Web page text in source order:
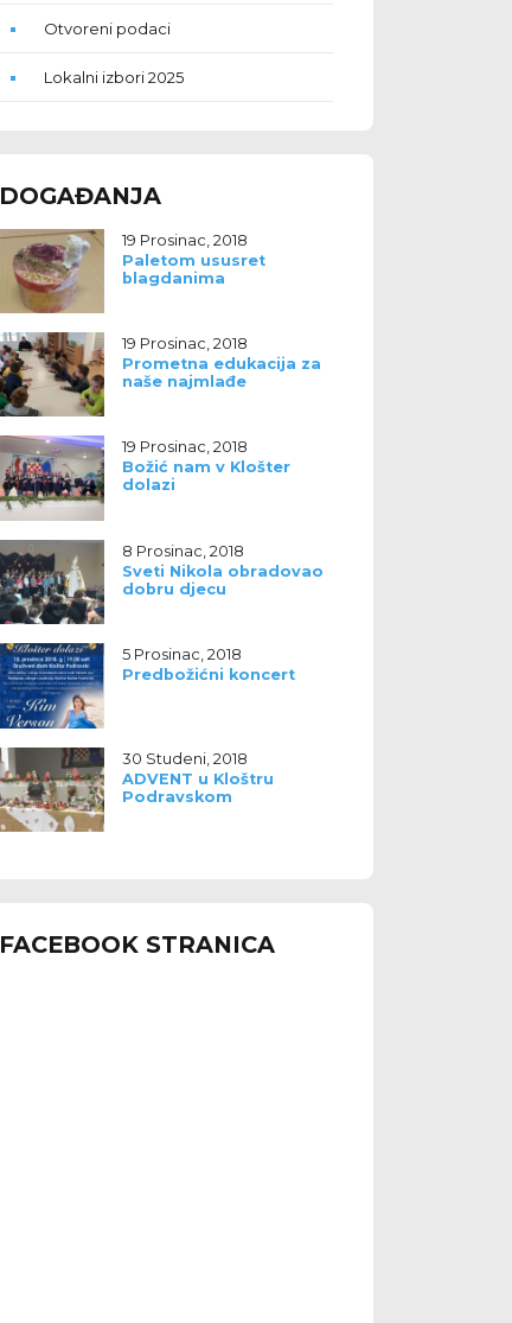
Otvoreni podaci
Lokalni izbori 2025
DOGAĐANJA
19 Prosinac, 2018
Paletom ususret
blagdanima
19 Prosinac, 2018
Prometna edukacija za
naše najmlađe
19 Prosinac, 2018
Božić nam v Klošter
dolazi
8 Prosinac, 2018
Sveti Nikola obradovao
dobru djecu
5 Prosinac, 2018
Predbožićni koncert
30 Studeni, 2018
ADVENT u Kloštru
Podravskom
FACEBOOK STRANICA